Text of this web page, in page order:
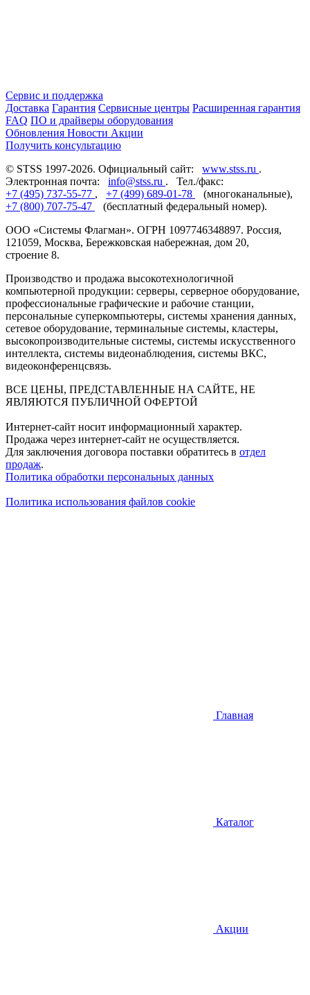
Сервис и поддержка
Доставка Гарантия Сервисные центры Расширенная гарантия
FAQ ПО и драйверы оборудования
Обновления Новости Акции
Получить консультацию
© STSS 1997-2026. Официальный сайт: www.stss.ru .
Электронная почта: info@stss.ru . Тел./факс:
+7 (495) 737-55-77 , +7 (499) 689-01-78
(многоканальные),
+7 (800) 707-75-47
(бесплатный федеральный номер).
ООО «Системы Флагман». ОГРН 1097746348897. Россия,
121059, Москва, Бережковская набережная, дом 20,
строение 8.
Производство и продажа высокотехнологичной
компьютерной продукции: серверы, серверное оборудование,
профессиональные графические и рабочие станции,
персональные суперкомпьютеры, системы хранения данных,
сетевое оборудование, терминальные системы, кластеры,
высокопроизводительные системы, системы искусственного
интеллекта, системы видеонаблюдения, системы ВКС,
видеоконференцсвязь.
ВСЕ ЦЕНЫ, ПРЕДСТАВЛЕННЫЕ НА САЙТЕ, НЕ
ЯВЛЯЮТСЯ ПУБЛИЧНОЙ ОФЕРТОЙ
Интернет-сайт носит информационный характер.
Продажа через интернет-сайт не осуществляется.
Для заключения договора поставки обратитесь в отдел
продаж.
Политика обработки персональных данных
Политика использования файлов cookie
Главная
Каталог
Акции